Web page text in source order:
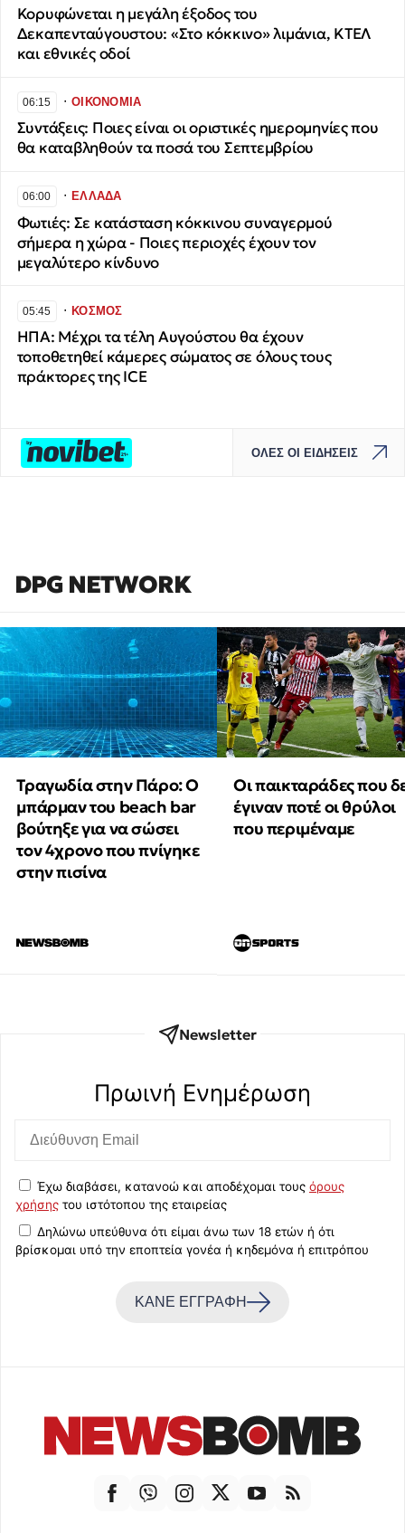
Κορυφώνεται η μεγάλη έξοδος του
Δεκαπενταύγουστου: «Στο κόκκινο» λιμάνια, ΚΤΕΛ
και εθνικές οδοί
06:15 ∙ΟΙΚΟΝΟΜΙΑ
Συντάξεις: Ποιες είναι οι οριστικές ημερομηνίες που
θα καταβληθούν τα ποσά του Σεπτεμβρίου
06:00 ∙ΕΛΛΑΔΑ
Φωτιές: Σε κατάσταση κόκκινου συναγερμού
σήμερα η χώρα - Ποιες περιοχές έχουν τον
μεγαλύτερο κίνδυνο
05:45 ∙ΚΟΣΜΟΣ
ΗΠΑ: Μέχρι τα τέλη Αυγούστου θα έχουν
τοποθετηθεί κάμερες σώματος σε όλους τους
πράκτορες της ICE
ΟΛΕΣ ΟΙ ΕΙΔΗΣΕΙΣ
DPG NETWORK
Τραγωδία στην Πάρο: Ο
μπάρμαν του beach bar
βούτηξε για να σώσει
τον 4χρονο που πνίγηκε
στην πισίνα
Οι παικταράδες που
έγιναν ποτέ οι θρύλοι
που περιμέναμε
Newsletter
Πρωινή Eνημέρωση
Έχω διαβάσει, κατανοώ και αποδέχομαι τους όρους
χρήσης του ιστότοπου της εταιρείας
Δηλώνω υπεύθυνα ότι είμαι άνω των 18 ετών ή ότι
βρίσκομαι υπό την εποπτεία γονέα ή κηδεμόνα ή επιτρόπου
ΚΑΝΕ ΕΓΓΡΑΦΗ